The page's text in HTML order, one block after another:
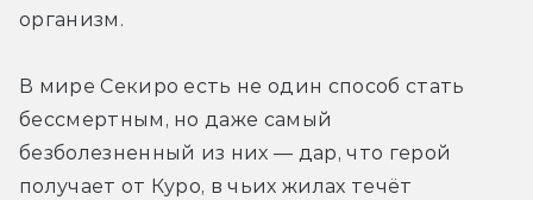
организм.
В мире Секиро есть не один способ стать
бессмертным, но даже самый
безболезненный из них — дар, что герой
получает от Куро, в чьих жилах течёт